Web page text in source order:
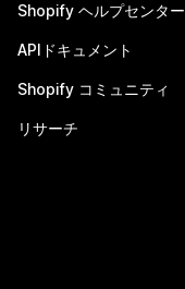
Shopify ヘルプセンター
APIドキュメント
Shopify コミュニティ
リサーチ